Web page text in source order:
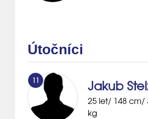
Útočníci
11 Jakub
25 let/ 148 cm/
kg